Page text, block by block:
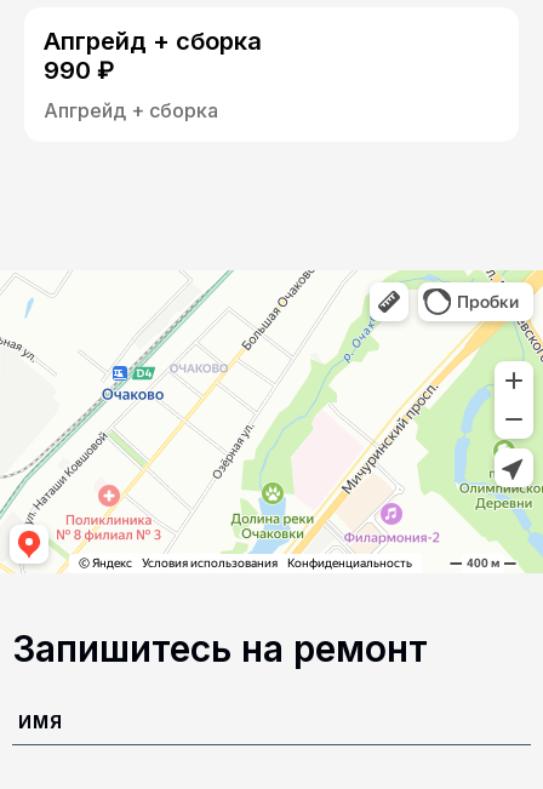
Апгрейд + сборка
990 ₽
Апгрейд + сборка
Запишитесь на ремонт